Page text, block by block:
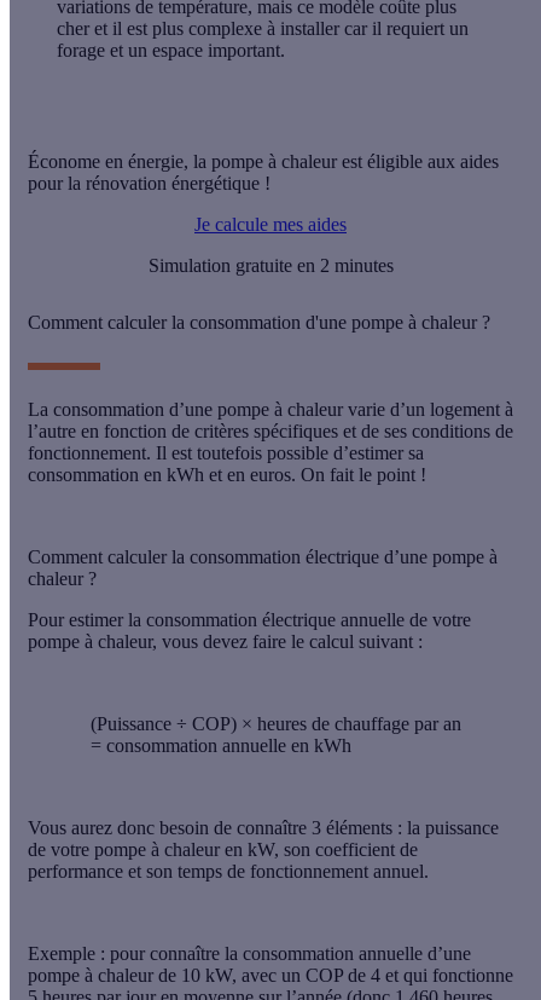
variations de température, mais ce modèle coûte plus
cher et il est plus complexe à installer car il requiert un
forage et un espace important.
Économe en énergie, la pompe à chaleur est éligible aux aides
pour la rénovation énergétique !
Je calcule mes aides
Simulation gratuite en 2 minutes
Comment calculer la consommation d'une pompe à chaleur ?
La consommation d’une pompe à chaleur varie d’un logement à
l’autre en fonction de critères spécifiques et de ses conditions de
fonctionnement. Il est toutefois possible d’estimer sa
consommation en kWh et en euros. On fait le point !
Comment calculer la consommation électrique d’une pompe à
chaleur ?
Pour estimer la consommation électrique annuelle de votre
pompe à chaleur, vous devez faire le calcul suivant :
(Puissance ÷ COP) × heures de chauffage par an
= consommation annuelle en kWh
Vous aurez donc besoin de connaître 3 éléments : la puissance
de votre pompe à chaleur en kW, son coefficient de
performance et son temps de fonctionnement annuel.
Exemple : pour connaître la consommation annuelle d’une
pompe à chaleur de 10 kW, avec un COP de 4 et qui fonctionne